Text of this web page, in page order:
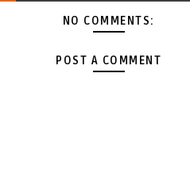
NO COMMENTS:
POST A COMMENT